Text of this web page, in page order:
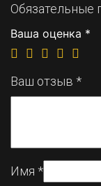
Обязательные
Ваша оценка *
Ваш отзыв *
Имя *